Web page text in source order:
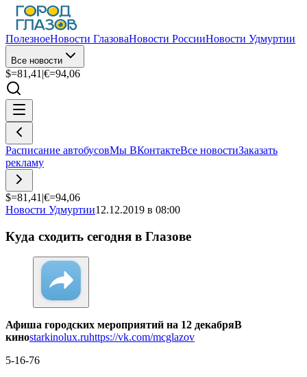
ПолезноеНовости ГлазоваНовости РоссииНовости Удмуртии
Все новости
$=81,41 |€=94,06
Расписание автобусовМы ВКонтактеВсе новостиЗаказать
рекламу
$=81,41 |€=94,06
Новости Удмуртии12.12.2019 в 08:00
Куда сходить сегодня в Глазове
Афиша городских мероприятий на 12 декабряВ
киноstarkinolux.ruhttps://vk.com/mcglazov
5-16-76